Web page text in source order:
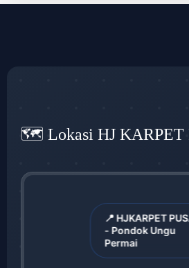
🗺️ Lokasi HJ KARPET
📍 HJKARPET
- Pondok Ungu
Permai